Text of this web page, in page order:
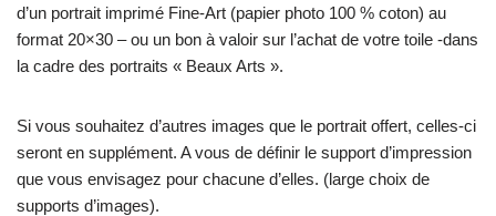
d’un portrait imprimé Fine-Art (papier photo 100 % coton) au
format 20×30 – ou un bon à valoir sur l’achat de votre toile -dans
la cadre des portraits « Beaux Arts ».
Si vous souhaitez d’autres images que le portrait offert, celles-ci
seront en supplément. A vous de définir le support d’impression
que vous envisagez pour chacune d’elles. (large choix de
supports d’images).